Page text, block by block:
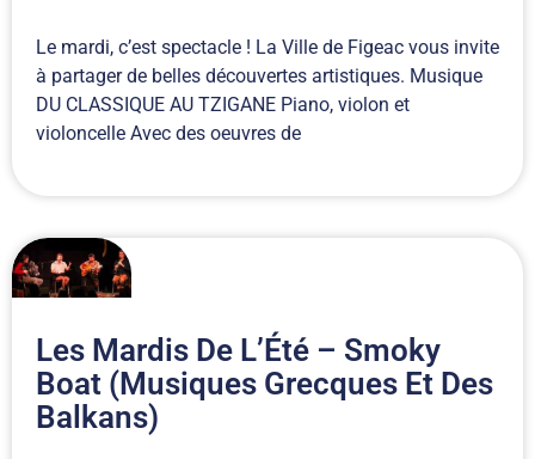
Le mardi, c’est spectacle ! La Ville de Figeac vous invite
à partager de belles découvertes artistiques. Musique
DU CLASSIQUE AU TZIGANE Piano, violon et
violoncelle Avec des oeuvres de
Les Mardis De L’Été – Smoky
Boat (Musiques Grecques Et Des
Balkans)